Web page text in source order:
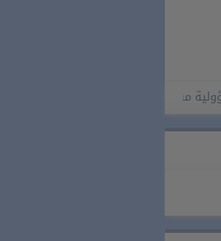
والمغرب “تحمل دوما نصيبه منها”